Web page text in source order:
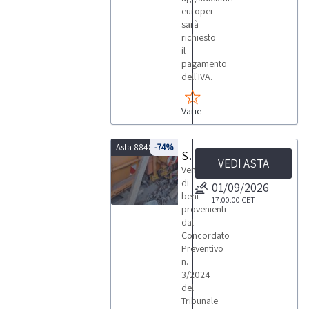
europei
sarà
richiesto
il
pagamento
dell'IVA.
Varie
Asta 8848 -74%
Spargisale Impianto vaglio frantumazione
Vendita
di
beni
provenienti
dal
Concordato
Preventivo
n.
3/2024
del
Tribunale
VEDI ASTA
01/09/2026
17:00:00 CET